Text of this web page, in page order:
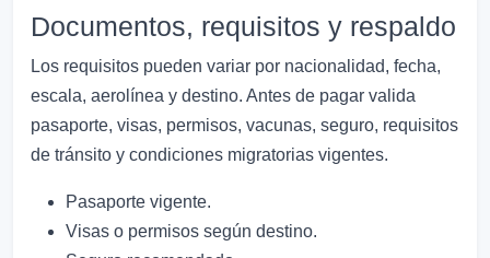
Documentos, requisitos y respaldo
Los requisitos pueden variar por nacionalidad, fecha,
escala, aerolínea y destino. Antes de pagar valida
pasaporte, visas, permisos, vacunas, seguro, requisitos
de tránsito y condiciones migratorias vigentes.
Pasaporte vigente.
Visas o permisos según destino.